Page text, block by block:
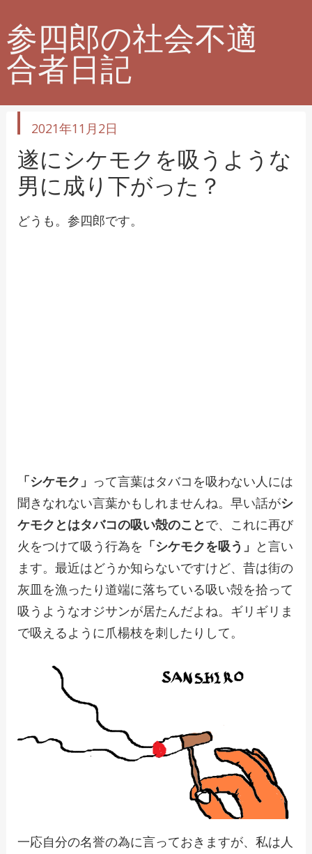
参四郎の社会不適
合者日記
投
日
2021年11月2日
遂にシケモクを吸うような
男に成り下がった？
どうも。参四郎です。
「シケモク」 って言葉はタバコを吸わない人には
聞きなれない言葉かもしれませんね。早い話がシ
ケモクとはタバコの吸い殻のことで、これに再び
火をつけて吸う行為を 「シケモクを吸う」 と言い
ます。最近はどうか知らないですけど、昔は街の
灰皿を漁ったり道端に落ちている吸い殻を拾って
吸うようなオジサンが居たんだよね。ギリギリま
で吸えるように爪楊枝を刺したりして。
一応自分の名誉の為に言っておきますが、私は人